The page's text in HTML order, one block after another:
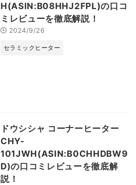
H(ASIN:B08HHJ2FPL)の口コ
ミレビューを徹底解説！
2024/9/26
セラミックヒーター
ドウシシャ コーナーヒーター
CHY-
101JWH(ASIN:B0CHHDBW9
D)の口コミレビューを徹底解
説！